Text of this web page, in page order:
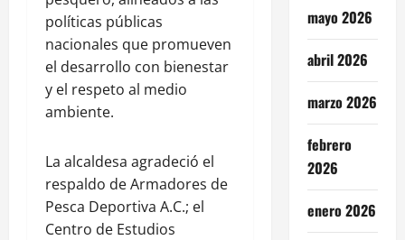
políticas públicas
nacionales que promueven
el desarrollo con bienestar
y el respeto al medio
ambiente.
La alcaldesa agradeció el
respaldo de Armadores de
Pesca Deportiva A.C.; el
Centro de Estudios
mayo 2026
abril 2026
marzo 2026
febrero
2026
enero 2026